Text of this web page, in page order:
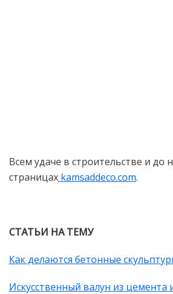
Всем удаче в строительстве и до
страницах kamsaddeco.com.
СТАТЬИ НА ТЕМУ
Как делаются бетонные
Искусственный валун из цемента